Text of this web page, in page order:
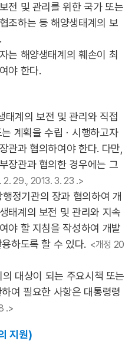
전 및 관리를 위한 국가 또는
조하는 등 해양생태계의 보
는 해양생태계의 훼손이 최
야 한다.
계의 보전 및 관리와 직접
계획을 수립ㆍ시행하고자
관과 협의하여야 한다. 다만,
장관과 협의한 경우에는 그
2. 29., 2013. 3. 23 .>
정기관의 장과 협의하여 개
태계의 보전 및 관리와 지속
야 할 지침을 작성하여 개발
하도록 할 수 있다. <개정 20
대상이 되는 주요시책 또는
여 필요한 사항은 대통령령
.>
지원)